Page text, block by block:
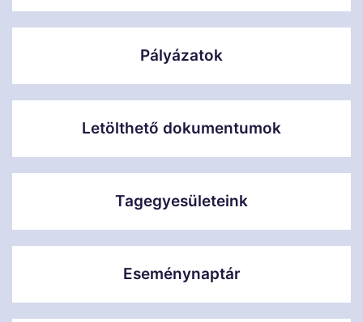
Pályázatok
Letölthető dokumentumok
Tagegyesületeink
Eseménynaptár